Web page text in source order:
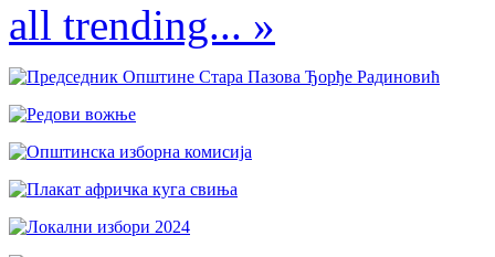
all trending... »